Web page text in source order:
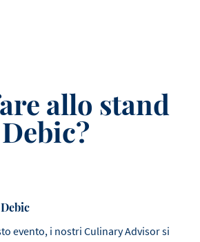
allo stand
Debic?
evento, i nostri Culinary Advisor si